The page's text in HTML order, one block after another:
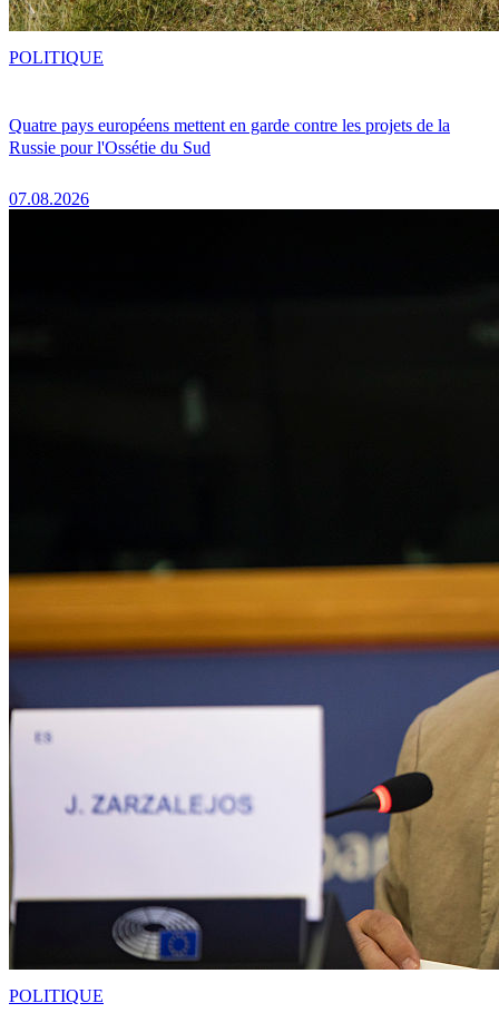
Quatre pays européens mettent en garde contre les projets de la
Russie pour l'Ossétie du Sud
07.08.2026
POLITIQUE
POLITIQUE